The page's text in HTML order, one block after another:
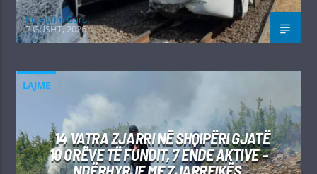
Kushtrim Guraj
7 GUSHT, 2026
LAJME
14 VATRA ZJARRI NË SHQIPËRI GJATË
10 ORËVE TË FUNDIT, 7 ENDE AKTIVE –